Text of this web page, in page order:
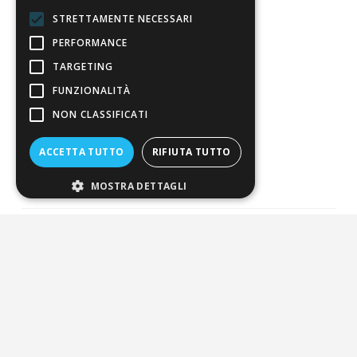
4,7/5
Eccellente
Recensioni
STRETTAMENTE NECESSARI
PERFORMANCE
TARGETING
FUNZIONALITÀ
NON CLASSIFICATI
ACCETTA TUTTO RIFIUTA TUTTO
MOSTRA DETTAGLI